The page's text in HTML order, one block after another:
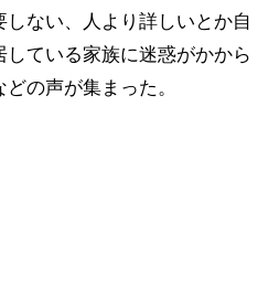
しない、人より詳しいとか自
ている家族に迷惑がかから
の声が集まった。